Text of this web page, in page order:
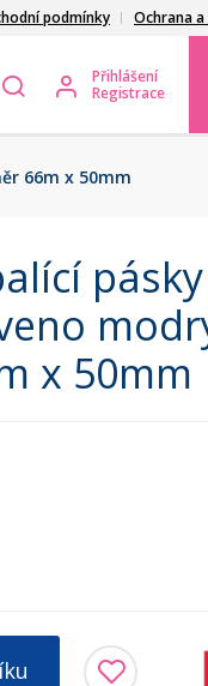
podmínky Ochrana
Přihlášení
Registrace
66m x 50mm
pásky
x 50mm